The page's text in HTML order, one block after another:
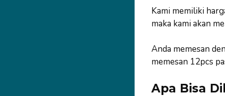
Kami memiliki
maka kami akan
Anda memesan
memesan 12pcs
Apa Bisa